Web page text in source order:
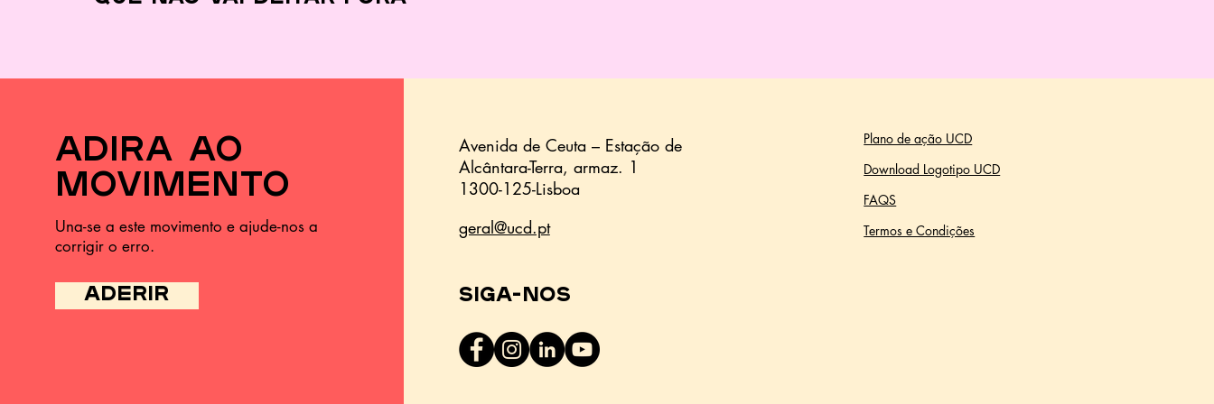
adira ao
movimento
Una-se a este movimento e ajude-nos a
corrigir o erro.
ADERIR
Avenida de Ceuta – Estação de
Alcântara-Terra, armaz. 1
1300-125-Lisboa
geral@ucd.pt
Siga-nos
Plano de ação UCD
Download Logotipo UCD
FAQS
Termos e Condições